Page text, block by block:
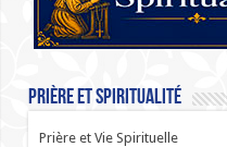
Prière et Spiritualité
Prière et Vie Spirituelle